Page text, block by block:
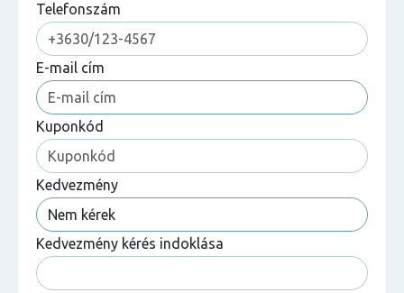
Telefonszám
E-mail cím
Kuponkód
Kedvezmény
Kedvezmény kérés indoklása